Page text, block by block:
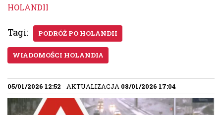
HOLANDII
Tagi: PODRÓŻ PO HOLANDII
WIADOMOŚCI HOLANDIA
05/01/2026 12:52 - AKTUALIZACJA 08/01/2026 17:04